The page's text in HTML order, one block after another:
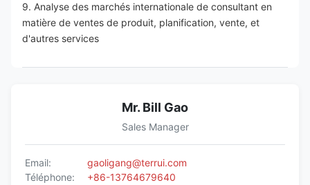
9. Analyse des marchés internationale de consultant en
matière de ventes de produit, planification, vente, et
d'autres services
Mr. Bill Gao
Sales Manager
Email:
gaoligang@terrui.com
Téléphone:
+86-13764679640